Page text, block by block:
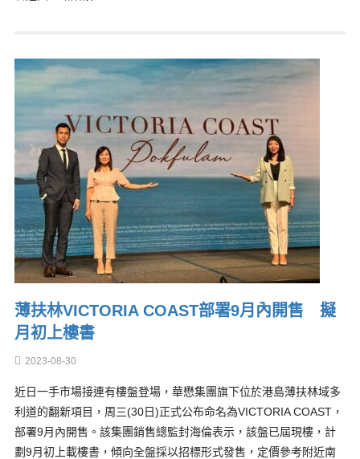
薄扶林VICTORIA COAST部署9月內開售 擬
月初上樓書
2023-08-30
近日一手市場接連有樓盤登場，華懋集團旗下位於港島薄扶林域多
利道的翻新項目，周三(30日)正式公布命名為VICTORIA COAST，
部署9月內開售。該集團銷售總監封海倫表示，該盤已屆現樓，計
劃9月初上載樓書，傾向全盤採以招標形式發售，定價參考附近南